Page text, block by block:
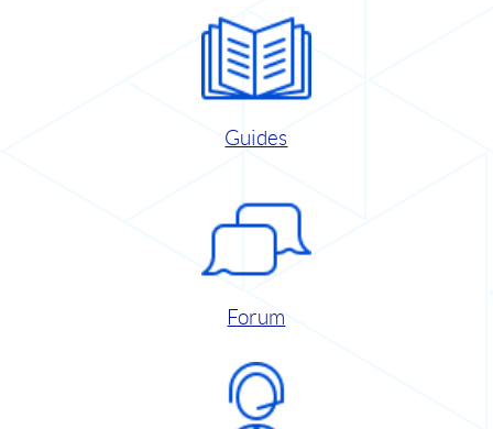
Guides
Forum